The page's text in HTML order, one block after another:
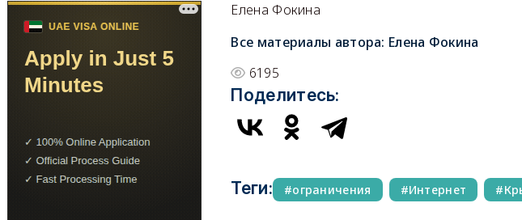
Елена Фокина
Все материалы автора: Елена Фокина
6195
Поделитесь:
Теги: ограничения Интернет